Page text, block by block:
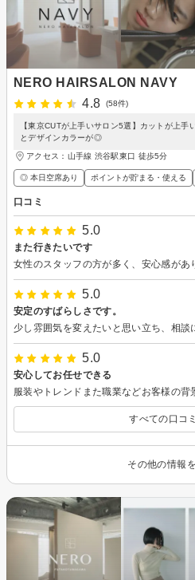
NERO HAIRSALON NAVY
4.8
(58件)
【東京CUTが上手いサロン5選】カットが上
とデザインカラーが◎
アクセス：山手線 渋谷駅東口 徒歩5分
◎ 本日空席あり ポイントが貯まる・使える
口コミ
5.0
また行きたいです
5.0
安定のすばらしさです。
5.0
安心してお任せできる
すべての口コ
その他の情報